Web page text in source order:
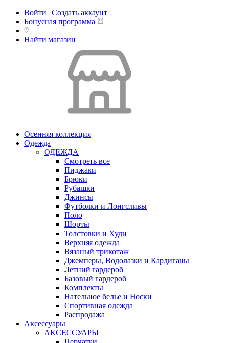
Войти | Создать аккаунт
Бонусная программа
Найти магазин
Осенняя коллекция
Одежда
ОДЕЖДА
Смотреть все
Пиджаки
Брюки
Рубашки
Джинсы
Футболки и Лонгсливы
Поло
Шорты
Толстовки и Худи
Верхняя одежда
Вязаный трикотаж
Джемперы, Водолазки и Кардиганы
Летний гардероб
Базовый гардероб
Комплекты
Нательное белье и Носки
Спортивная одежда
Распродажа
Аксессуары
АКСЕССУАРЫ